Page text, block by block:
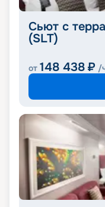
Сьют с
(SLT)
от 148 438 ₽ /